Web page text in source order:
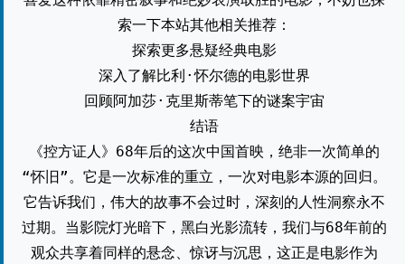
索一下本站其他相关推荐：
探索更多悬疑经典电影
深入了解比利·怀尔德的电影世界
回顾阿加莎·克里斯蒂笔下的谜案宇宙
结语
《控方证人》68年后的这次中国首映，绝非一次简单的
“怀旧”。它是一次标准的重立，一次对电影本源的回归。
它告诉我们，伟大的故事不会过时，深刻的人性洞察永不
过期。当影院灯光暗下，黑白光影流转，我们与68年前的
观众共享着同样的悬念、惊讶与沉思，这正是电影作为